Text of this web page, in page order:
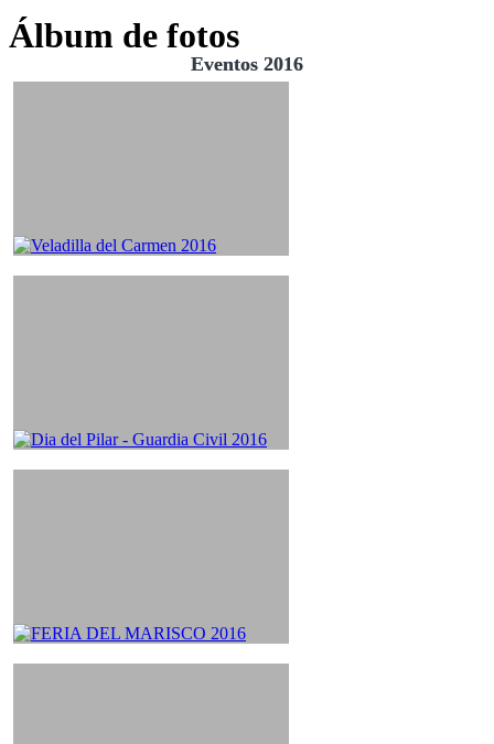
Álbum de fotos
Eventos 2016